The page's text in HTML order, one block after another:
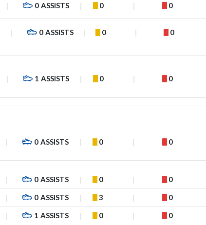
0 ASSISTS 0 0
0 ASSISTS 0 0
1 ASSISTS 0 0
0 ASSISTS 0 0
0 ASSISTS 0 0
0 ASSISTS 3 0
1 ASSISTS 0 0